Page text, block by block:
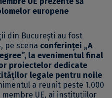
europene
din București au fost
pe scena conferinței „A
, la evenimentul final
proiectelor dedicate
legale pentru noile
a reunit peste 1.000
UE, ai instituțiilor